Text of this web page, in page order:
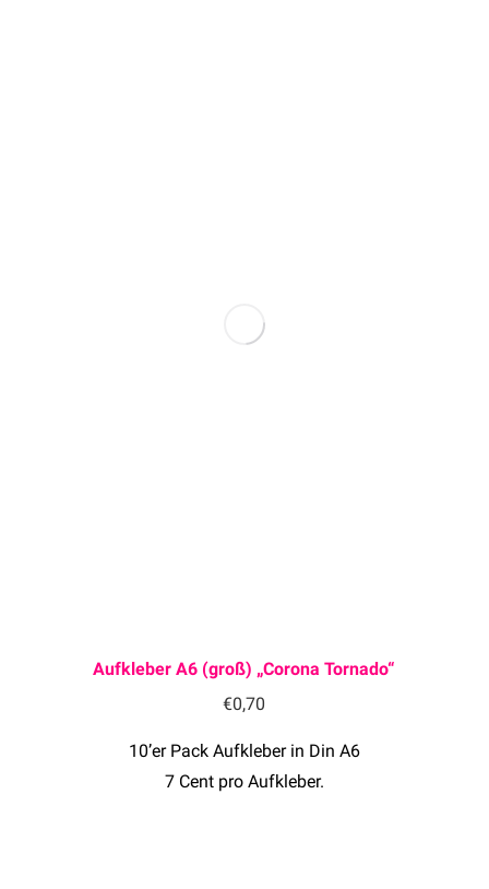
Aufkleber A6 (groß) „Corona Tornado“
€0,70
10’er Pack Aufkleber in Din A6
7 Cent pro Aufkleber.